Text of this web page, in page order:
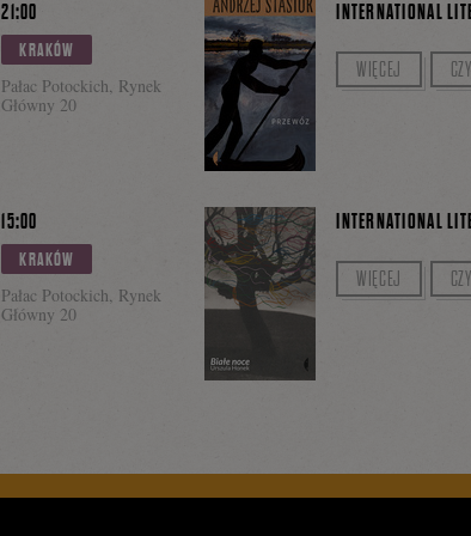
21:00
KRAKÓW
Pałac Potockich, Rynek
Główny 20
INTERNATIONAL
Prowadzenie:
WIĘCEJ
15:00
KRAKÓW
Pałac Potockich, Rynek
Główny 20
INTERNATIONAL
Prowadzenie:
WIĘCEJ